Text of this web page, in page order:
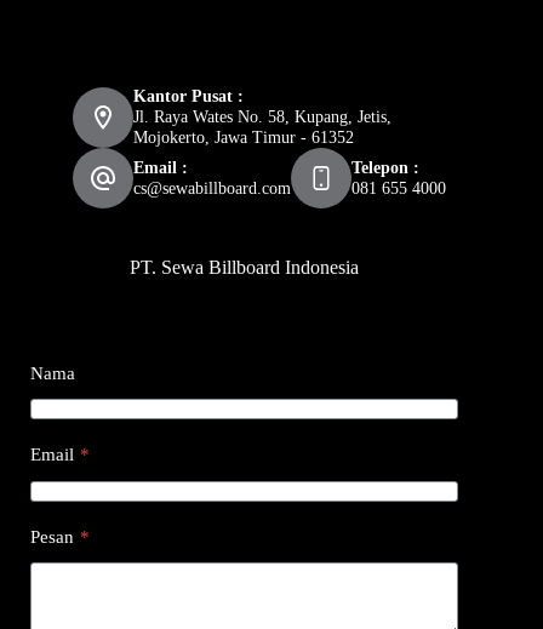
Kantor Pusat :
Jl. Raya Wates No. 58, Kupang, Jetis,
Mojokerto, Jawa Timur - 61352
Email :
cs@sewabillboard.com
Telepon :
081 655 4000
PT. Sewa Billboard Indonesia
Nama
Email *
Pesan *